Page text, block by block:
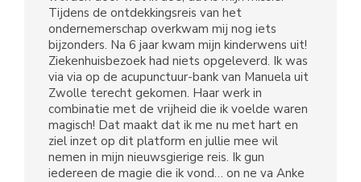
Tijdens de ontdekkingsreis van het
ondernemerschap overkwam mij nog iets
bijzonders. Na 6 jaar kwam mijn kinderwens uit!
Ziekenhuisbezoek had niets opgeleverd. Ik was
via via op de acupunctuur-bank van Manuela uit
Zwolle terecht gekomen. Haar werk in
combinatie met de vrijheid die ik voelde waren
magisch! Dat maakt dat ik me nu met hart en
ziel inzet op dit platform en jullie mee wil
nemen in mijn nieuwsgierige reis. Ik gun
iedereen de magie die ik vond… on ne va Anke